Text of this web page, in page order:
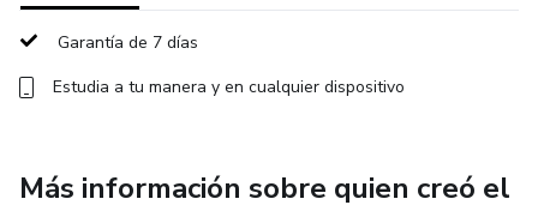
Garantía de 7 días
Estudia a tu manera y en cualquier dispositivo
Más información sobre quien creó el